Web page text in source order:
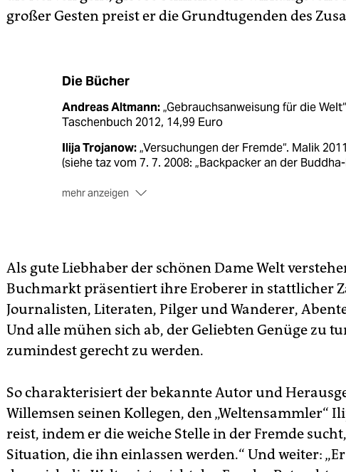
großer Gesten preist er die Grundtugenden des
Die Bücher
Andreas Altmann:„Gebrauchsanweisung für die
Taschenbuch 2012, 14,99 Euro
Ilija Trojanow:„Versuchungen der Fremde“. Malik
(siehe taz vom 7. 7. 2008: „Backpacker an der Buddha-
mehr anzeigen
Helge Timmerberg:
„African Queen“. Rowohlt 2012,
Andrea Böhm:„Gott und die Krokodile. Eine Reise
Kongo“. Pantheon 2011, 14,99 Euro
Carmen Rohrbach: „Unterwegs sein ist mein Leben“.
14,99 Euro
Sibylle Berg:„Die Fahrt“. rororo 2009, 9,99 Euro
Wolfgang Büscher:„Hartland: Zu Fuß durch
9,99 Euro
Patrick Leigh Fermor:„Die Zeit der Gaben“ und
Als gute Liebhaber der schönen Dame Welt
Buchmarkt präsentiert ihre Eroberer in stattlicher
Journalisten, Literaten, Pilger und Wanderer,
Und alle mühen sich ab, der Geliebten Genüge zu
zumindest gerecht zu werden.
So charakterisiert der bekannte Autor und
Willemsen seinen Kollegen, den „Weltensammler“
reist, indem er die weiche Stelle in der Fremde
Situation, die ihn einlassen werden.“ Und weiter: